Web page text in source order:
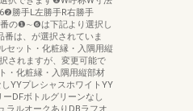
勝手L左勝手R右勝手
の❶∼❻は下記より選択し
は、が選択されていま
セット・化粧縁・入隅用縦
されますが、変更可能で
・化粧縁・入隅用縦部材
YYプレシャスホワイトYY
DFボトルグリーンなし
ラルオークありDBラフオ